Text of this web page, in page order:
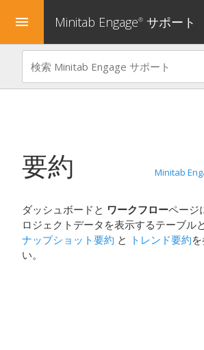
menu Minitab Engage® サポート
要約 Minitab
ダッシュボードと ワークフローページ
ロジェクトデータを表示するテーブル
ナップショット要約 と トレンド要約
い。